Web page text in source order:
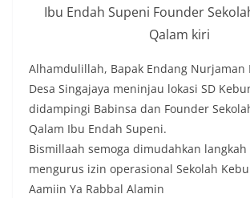
Ibu Endah Supeni Founder
Qalam kiri
Alhamdulillah, Bapak Endang Nurjaman
Desa Singajaya meninjau lokasi SD
didampingi Babinsa dan Founder
Qalam Ibu Endah Supeni.
Bismillaah semoga dimudahkan
mengurus izin operasional Sekolah
Aamiin Ya Rabbal Alamin